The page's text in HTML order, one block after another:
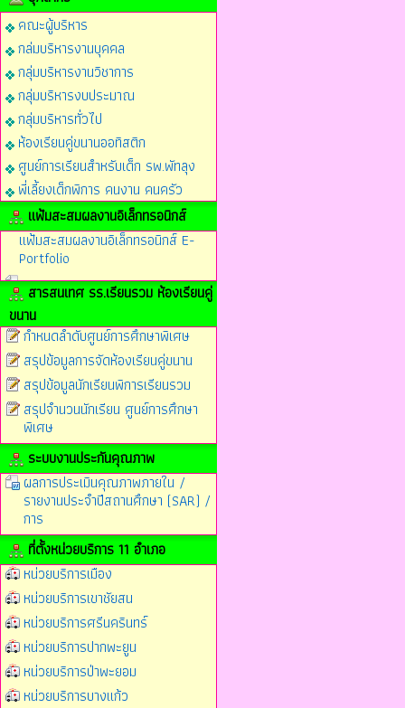
คณะผู้บริหาร
กล่มบริหารงานบุคคล
กลุ่มบริหารงานวิชาการ
กลุ่มบริหารงบประมาณ
กลุ่มบริหารทั่วไป
ห้องเรียนคู่ขนานออทิสติก
ศูนย์การเรียนสำหรับเด็ก รพ.พัทลุง
พี่เลี้ยงเด็กพิการ คนงาน คนครัว
แฟ้มสะสมผลงานอิเล็กทรอนิกส์
แฟ้มสะสมผลงานอิเล็กทรอนิกส์ E-
Portfolio
สารสนเทศ รร.เรียนรวม ห้องเรียนคู่
ขนาน
กำหนดลำดับศูนย์การศึกษาพิเศษ
สรุปข้อมูลการจัดห้องเรียนคู่ขนาน
สรุปข้อมูลนักเรียนพิการเรียนรวม
สรุปจำนวนนักเรียน ศูนย์การศึกษา
พิเศษ
ระบบงานประกันคุณภาพ
ผลการประเมินคุณภาพภายใน /
รายงานประจำปีสถานศึกษา (SAR) /
การ
ที่ตั้งหน่วยบริการ 11 อำเภอ
หน่วยบริการเมือง
หน่วยบริการเขาชัยสน
หน่วยบริการศรีนครินทร์
หน่วยบริการปากพะยูน
หน่วยบริการป่าพะยอม
หน่วยบริการบางแก้ว